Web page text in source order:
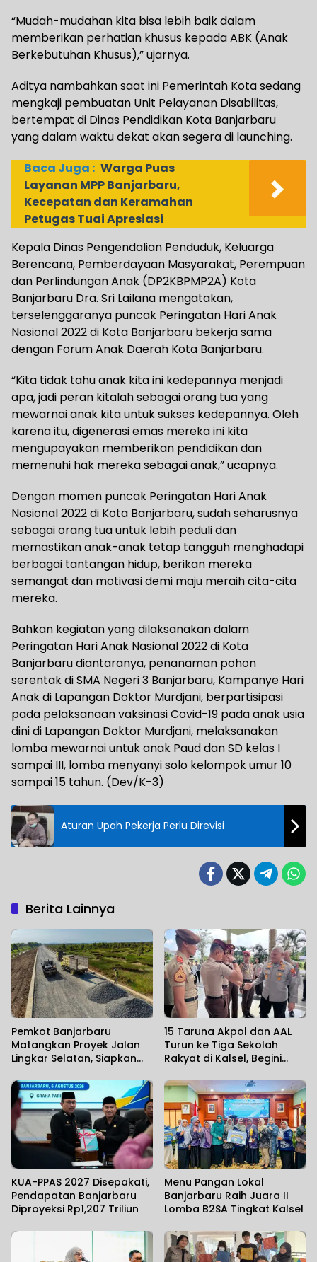
“Mudah-mudahan kita bisa lebih baik dalam
memberikan perhatian khusus kepada ABK (Anak
Berkebutuhan Khusus),” ujarnya.
Aditya nambahkan saat ini Pemerintah Kota sedang
mengkaji pembuatan Unit Pelayanan Disabilitas,
bertempat di Dinas Pendidikan Kota Banjarbaru
yang dalam waktu dekat akan segera di launching.
Baca Juga : Warga Puas
Layanan MPP Banjarbaru,
Kecepatan dan Keramahan
Petugas Tuai Apresiasi
Kepala Dinas Pengendalian Penduduk, Keluarga
Berencana, Pemberdayaan Masyarakat, Perempuan
dan Perlindungan Anak (DP2KBPMP2A) Kota
Banjarbaru Dra. Sri Lailana mengatakan,
terselenggaranya puncak Peringatan Hari Anak
Nasional 2022 di Kota Banjarbaru bekerja sama
dengan Forum Anak Daerah Kota Banjarbaru.
“Kita tidak tahu anak kita ini kedepannya menjadi
apa, jadi peran kitalah sebagai orang tua yang
mewarnai anak kita untuk sukses kedepannya. Oleh
karena itu, digenerasi emas mereka ini kita
mengupayakan memberikan pendidikan dan
memenuhi hak mereka sebagai anak,” ucapnya.
Dengan momen puncak Peringatan Hari Anak
Nasional 2022 di Kota Banjarbaru, sudah seharusnya
sebagai orang tua untuk lebih peduli dan
memastikan anak-anak tetap tangguh menghadapi
berbagai tantangan hidup, berikan mereka
semangat dan motivasi demi maju meraih cita-cita
mereka.
Bahkan kegiatan yang dilaksanakan dalam
Peringatan Hari Anak Nasional 2022 di Kota
Banjarbaru diantaranya, penanaman pohon
serentak di SMA Negeri 3 Banjarbaru, Kampanye Hari
Anak di Lapangan Doktor Murdjani, berpartisipasi
pada pelaksanaan vaksinasi Covid-19 pada anak usia
dini di Lapangan Doktor Murdjani, melaksanakan
lomba mewarnai untuk anak Paud dan SD kelas I
sampai III, lomba menyanyi solo kelompok umur 10
sampai 15 tahun. (Dev/K-3)
Aturan Upah Pekerja Perlu Direvisi
Berita Lainnya
Pemkot Banjarbaru
Matangkan Proyek Jalan
Lingkar Selatan, Siapkan
15 Taruna Akpol dan AAL
Turun ke Tiga Sekolah
Rakyat di Kalsel, Begini
KUA-PPAS 2027 Disepakati,
Pendapatan Banjarbaru
Diproyeksi Rp1,207 Triliun
Menu Pangan Lokal
Banjarbaru Raih Juara II
Lomba B2SA Tingkat Kalsel